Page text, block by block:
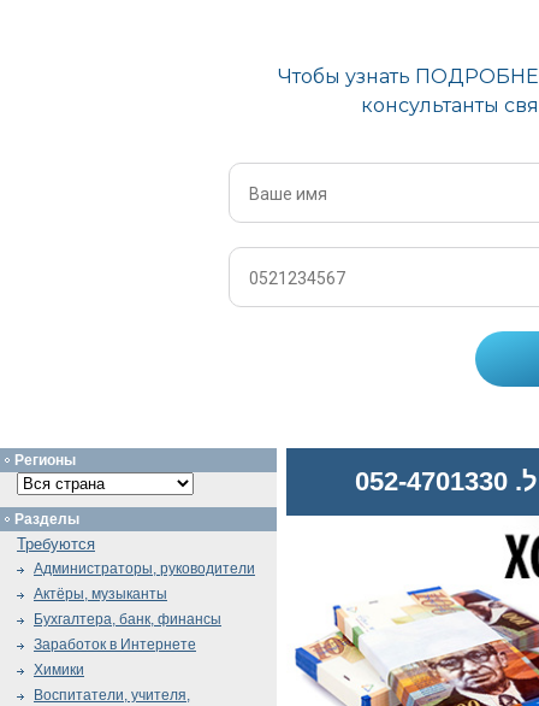
Регионы
Разделы
Требуются
Администраторы, руководители
Актёры, музыканты
Бухгалтера, банк, финансы
Заработок в Интернете
Химики
Воспитатели, учителя,